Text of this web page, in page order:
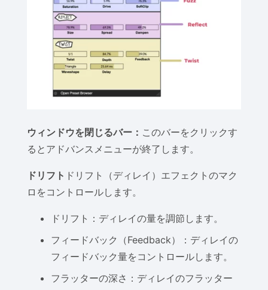
ウィンドウを閉じるバー： このバーをクリックす
るとアドバンスメニューが終了します。
ドリフト ドリフト（ディレイ）エフェクトのマク
ロをコントロールします。
ドリフト：ディレイの量を調節します。
フィードバック（Feedback）：ディレイの
フィードバック量をコントロールします。
フラッターの深さ：ディレイのフラッター